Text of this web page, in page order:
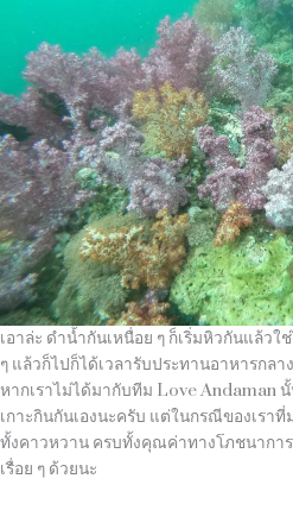
เอาล่ะ ดำน้ำกันเหนื่อย ๆ ก็เริ่มหิวกันแล้ว
ๆ แล้วก็ไปก็ได้เวลารับประทานอาหารกล
หากเราไม่ได้มากับทีม Love Andaman
เกาะกินกันเองนะครับ แต่ในกรณีของเรา
ทั้งคาวหวาน ครบทั้งคุณค่าทางโภชนากา
เรื่อย ๆ ด้วยนะ